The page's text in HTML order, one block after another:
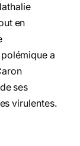
en
a
ses
virulentes.